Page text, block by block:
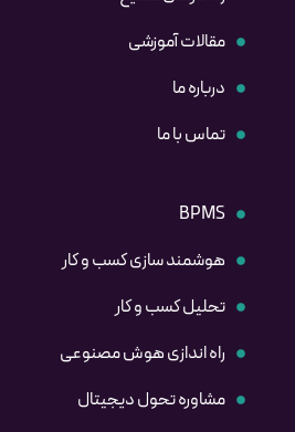
مقالات آموزشی
درباره ما
تماس با ما
BPMS
هوشمند سازی کسب و کار
تحلیل کسب و کار
راه اندازی هوش مصنوعی
مشاوره تحول دیجیتال